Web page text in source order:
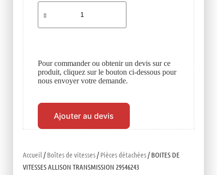
Accueil /Boîtes de vitesses/Pièces détachées/ BOITES DE
VITESSES ALLISON TRANSMISSION 29546243
Pour commander ou obtenir un devis sur ce
produit, cliquez sur le bouton ci-dessous pour
nous envoyer votre demande.
Ajouter au devis